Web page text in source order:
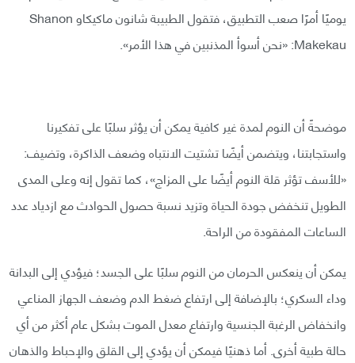
يوميًا أمرًا صعب التطبيق، فتقول الطبيبة شانون ماكيكاو Shanon
Makekau: «نحن أسوأ المذنبين في هذا الأمر».
موضحةً أن النوم لمدة غير كافية يمكن أن يؤثر سلبًا على تفكيرنا
واستجابتنا، ويتضمن أيضًا تشتيت الانتباه وضعف الذاكرة، وتضيف:
«للأسف تؤثر قلة النوم أيضًا على المزاج»، كما تقول إنه وعلى المدى
الطويل تنخفض جودة الحياة وتزيد نسبة حصول الحوادث مع ازدياد عدد
الساعات المفقودة من الراحة.
يمكن أن ينعكس الحرمان من النوم سلبًا على الجسد؛ فيؤدي إلى البدانة
وداء السكري؛ بالإضافة إلى ارتفاع ضغط الدم وضعف الجهاز المناعي
وانخفاض الرغبة الجنسية وارتفاع معدل الموت بشكل عام أكثر من أي
حالة طبية أخرى. أما ذهنيًا فيمكن أن يؤدي إلى القلق والإحباط والذهان